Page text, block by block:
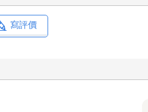
寫評價